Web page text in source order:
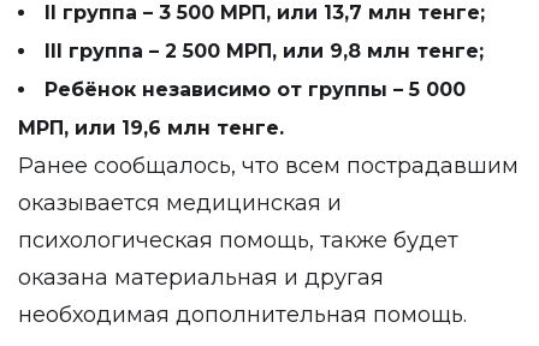
II группа – 3 500 МРП, или 13,7 млн тенге;
III группа – 2 500 МРП, или 9,8 млн тенге;
Ребёнок независимо от группы – 5 000
МРП, или 19,6 млн тенге.
Ранее сообщалось, что всем пострадавшим
оказывается медицинская и
психологическая помощь, также будет
оказана материальная и другая
необходимая дополнительная помощь.